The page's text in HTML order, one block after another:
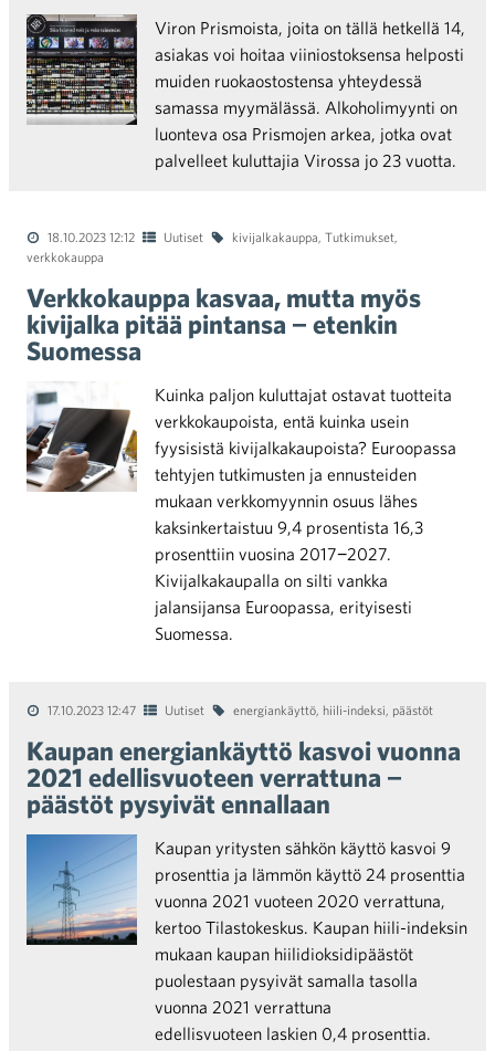
Viron Prismoista, joita on tällä hetkellä 14,
asiakas voi hoitaa viiniostoksensa helposti
muiden ruokaostostensa yhteydessä
samassa myymälässä. Alkoholimyynti on
luonteva osa Prismojen arkea, jotka ovat
palvelleet kuluttajia Virossa jo 23 vuotta.
18.10.2023 12:12 Uutiset kivijalkakauppa, Tutkimukset,
verkkokauppa
Verkkokauppa kasvaa, mutta myös
kivijalka pitää pintansa − etenkin
Suomessa
Kuinka paljon kuluttajat ostavat tuotteita
verkkokaupoista, entä kuinka usein
fyysisistä kivijalkakaupoista? Euroopassa
tehtyjen tutkimusten ja ennusteiden
mukaan verkkomyynnin osuus lähes
kaksinkertaistuu 9,4 prosentista 16,3
prosenttiin vuosina 2017−2027.
Kivijalkakaupalla on silti vankka
jalansijansa Euroopassa, erityisesti
Suomessa.
17.10.2023 12:47 Uutiset energiankäyttö, hiili-indeksi, päästöt
Kaupan energiankäyttö kasvoi vuonna
2021 edellisvuoteen verrattuna −
päästöt pysyivät ennallaan
Kaupan yritysten sähkön käyttö kasvoi 9
prosenttia ja lämmön käyttö 24 prosenttia
vuonna 2021 vuoteen 2020 verrattuna,
kertoo Tilastokeskus. Kaupan hiili-indeksin
mukaan kaupan hiilidioksidipäästöt
puolestaan pysyivät samalla tasolla
vuonna 2021 verrattuna
edellisvuoteen laskien 0,4 prosenttia.